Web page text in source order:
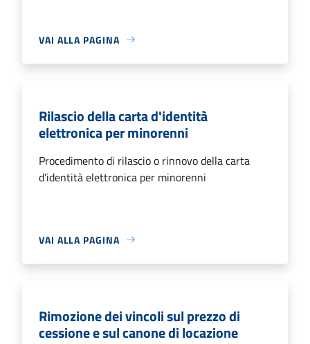
VAI ALLA PAGINA
Rilascio della carta d'identità
elettronica per minorenni
Procedimento di rilascio o rinnovo della carta
d'identità elettronica per minorenni
VAI ALLA PAGINA
Rimozione dei vincoli sul prezzo di
cessione e sul canone di locazione